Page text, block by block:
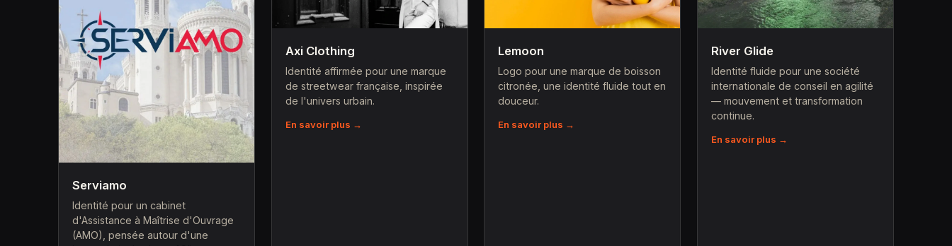
Serviamo
Identité pour un cabinet
d'Assistance à Maîtrise d'Ouvrage
(AMO), pensée autour d'une
Axi Clothing
Identité affirmée pour une marque
de streetwear française, inspirée
de l'univers urbain.
En savoir plus →
Lemoon
Logo pour une marque de boisson
citronée, une identité fluide tout en
douceur.
En savoir plus →
River Glide
Identité fluide pour une société
internationale de conseil en agilité
— mouvement et transformation
continue.
En savoir plus →